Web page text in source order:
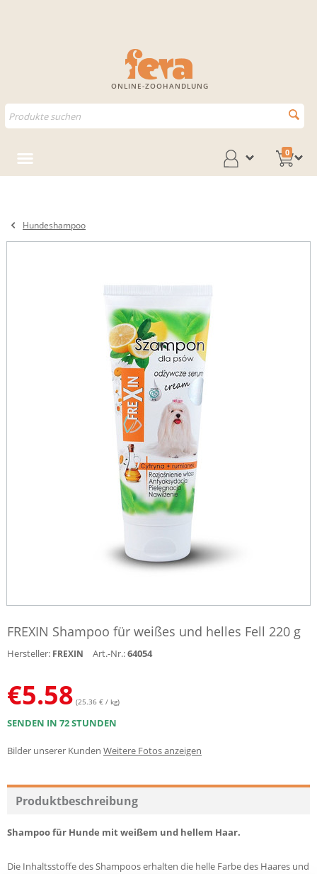
ONLINE-ZOOHANDLUNG
0
Hundeshampoo
FREXIN Shampoo für weißes und helles Fell 220 g
Hersteller: FREXIN Art.-Nr.:64054
€5.58 (25.36 € / kg)
SENDEN IN 72 STUNDEN
Bilder unserer Kunden Weitere Fotos anzeigen
Produktbeschreibung
Shampoo für Hunde mit weißem und hellem Haar.
Die Inhaltsstoffe des Shampoos erhalten die helle Farbe des Haares und